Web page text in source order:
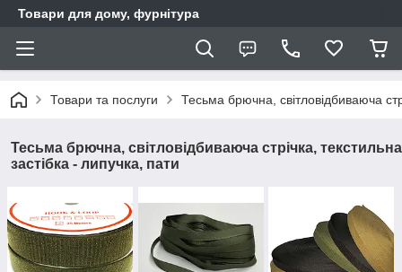
Товари для дому, фурнітура
Товари та послуги Тесьма брючна, світловідбиваюча
Тесьма брючна, світловідбиваюча стрічка, текстильна
застібка - липучка, пати